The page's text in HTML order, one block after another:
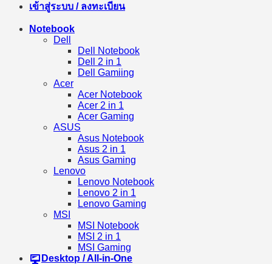
เข้าสู่ระบบ / ลงทะเบียน
Notebook
Dell
Dell Notebook
Dell 2 in 1
Dell Gamiing
Acer
Acer Notebook
Acer 2 in 1
Acer Gaming
ASUS
Asus Notebook
Asus 2 in 1
Asus Gaming
Lenovo
Lenovo Notebook
Lenovo 2 in 1
Lenovo Gaming
MSI
MSI Notebook
MSI 2 in 1
MSI Gaming
Desktop / All-in-One